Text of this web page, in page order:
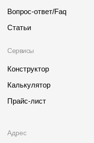
Вопрос-ответ/Faq
Статьи
Сервисы
Конструктор
Калькулятор
Прайс-лист
Адрес